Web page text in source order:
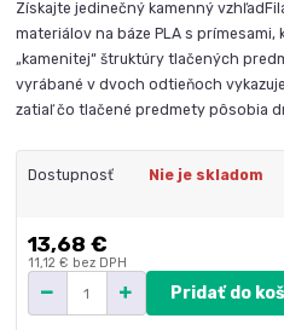
Získajte jedinečný kamenný
materiálov na báze PLA s prímesami,
„kamenitej“ štruktúry tlačených
vyrábané v dvoch odtieňoch
zatiaľ čo tlačené predmety pôsobia
Dostupnosť Nie je skladom
13,68 €
11,12 € bez DPH
Pridať do